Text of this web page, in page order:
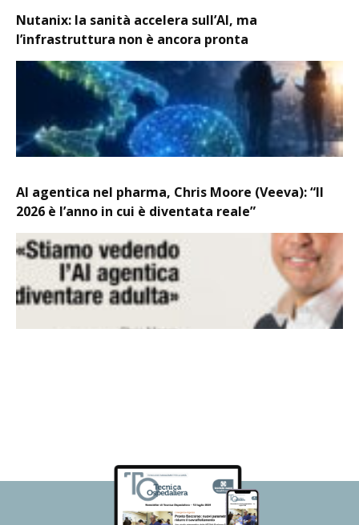
Nutanix: la sanità accelera sull’AI, ma
l’infrastruttura non è ancora pronta
AI agentica nel pharma, Chris Moore (Veeva): “Il
2026 è l’anno in cui è diventata reale”